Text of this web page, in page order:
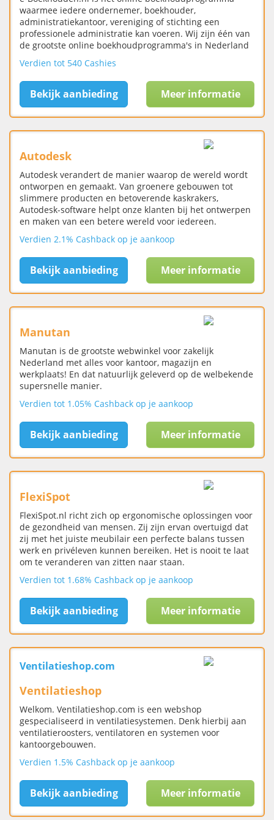
waarmee iedere ondernemer, boekhouder,
administratiekantoor, vereniging of stichting een
professionele administratie kan voeren. Wij zijn één van
de grootste online boekhoudprogramma's in Nederland
Verdien tot 540 Cashies
Bekijk aanbieding Meer informatie
Autodesk
Autodesk verandert de manier waarop de wereld wordt
ontworpen en gemaakt. Van groenere gebouwen tot
slimmere producten en betoverende kaskrakers,
Autodesk-software helpt onze klanten bij het ontwerpen
en maken van een betere wereld voor iedereen.
Verdien 2.1% Cashback op je aankoop
Bekijk aanbieding Meer informatie
Manutan
Manutan is de grootste webwinkel voor zakelijk
Nederland met alles voor kantoor, magazijn en
werkplaats! En dat natuurlijk geleverd op de welbekende
supersnelle manier.
Verdien tot 1.05% Cashback op je aankoop
Bekijk aanbieding Meer informatie
FlexiSpot
FlexiSpot.nl richt zich op ergonomische oplossingen voor
de gezondheid van mensen. Zij zijn ervan overtuigd dat
zij met het juiste meubilair een perfecte balans tussen
werk en privéleven kunnen bereiken. Het is nooit te laat
om te veranderen van zitten naar staan.
Verdien tot 1.68% Cashback op je aankoop
Bekijk aanbieding Meer informatie
Ventilatieshop.com
Ventilatieshop
Welkom. Ventilatieshop.com is een webshop
gespecialiseerd in ventilatiesystemen. Denk hierbij aan
ventilatieroosters, ventilatoren en systemen voor
kantoorgebouwen.
Verdien 1.5% Cashback op je aankoop
Bekijk aanbieding Meer informatie